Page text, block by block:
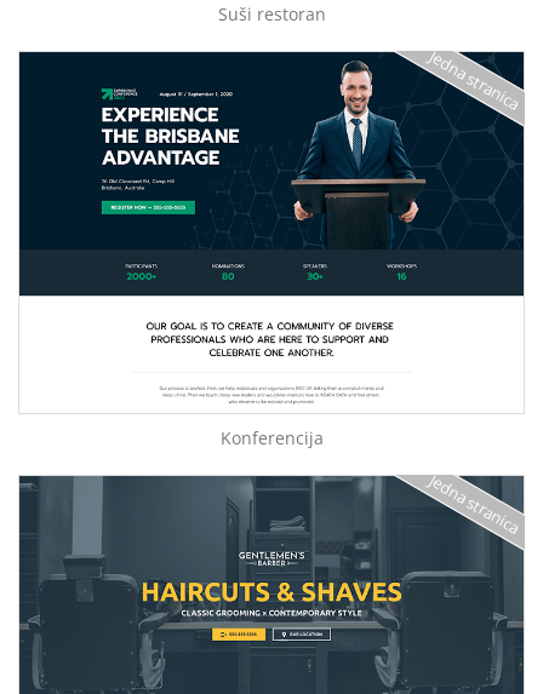
Suši restoran
Jedna stranica
Konferencija
Jedna stranica